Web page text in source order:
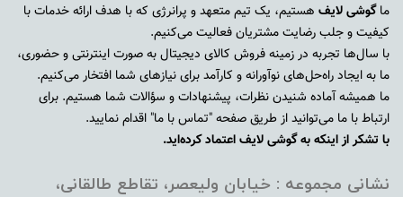
ماگوشی لایف هستیم، یک تیم متعهد و پرانرژی که با هدف ارائه خدمات با
کیفیت و جلب رضایت مشتریان فعالیت می‌کنیم.
با سال‌ها تجربه در زمینه فروش کالای دیجیتال به صورت اینترنتی و حضوری،
ما به ایجاد راه‌حل‌های نوآورانه و کارآمد برای نیازهای شما افتخار می‌کنیم.
ما همیشه آماده شنیدن نظرات، پیشنهادات و سؤالات شما هستیم. برای
ارتباط با ما می‌توانید از طریق صفحه "تماس با ما" اقدام نمایید.
با تشکر از اینکه به گوشی لایف اعتماد کرده‌اید.
نشانی مجموعه : خیابان ولیعصر، تقاطع طالقانی،